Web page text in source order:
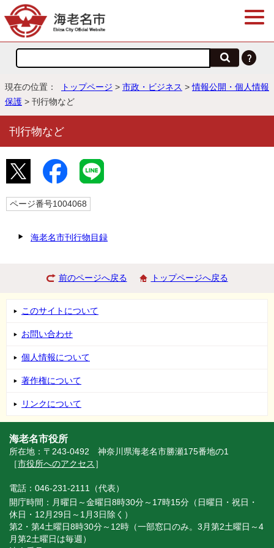
現在の位置： トップページ > 市政・ビジネス >情報公開・個人情報
保護 > 刊行物など
刊行物など
ページ番号1004068
海老名市刊行物目録
前のページへ戻る トップページへ戻る
このサイトについて
お問い合わせ
個人情報について
著作権について
リンクについて
海老名市役所
所在地：〒243-0492 神奈川県海老名市勝瀬175番地の1
［市役所へのアクセス ］
電話：046-231-2111（代表）
開庁時間：月曜日～金曜日8時30分～17時15分（日曜日・祝日・
休日・12月29日～1月3日除く）
第2・第4土曜日8時30分～12時（一部窓口のみ。3月第2土曜日～4
月第2土曜日は毎週）